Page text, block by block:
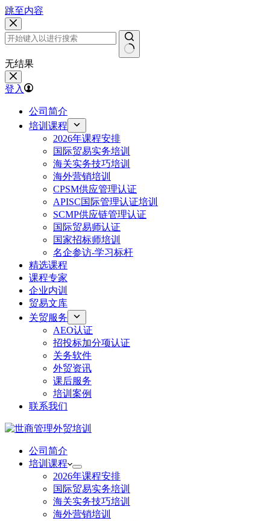
跳至内容
无结果
登入
公司简介
培训课程
2026年课程安排
国际贸易实务培训
海关实务技巧培训
海外营销培训
CPSM供应管理认证
APISC国际管理认证培训
SCMP供应链管理认证
国际贸易师认证
国家招标师培训
名企参访-学习标杆
精选课程
课程专家
企业内训
贸易文库
关贸服务
AEO认证
招投标加分项认证
关务软件
外贸资讯
课后服务
培训案例
联系我们
公司简介
培训课程
2026年课程安排
国际贸易实务培训
海关实务技巧培训
海外营销培训